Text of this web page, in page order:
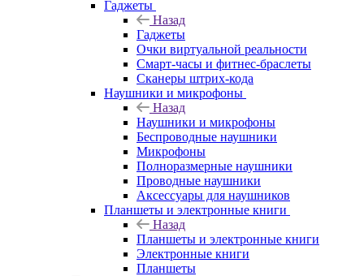
Гаджеты
Назад
Гаджеты
Очки виртуальной реальности
Смарт-часы и фитнес-браслеты
Сканеры штрих-кода
Наушники и микрофоны
Назад
Наушники и микрофоны
Беспроводные наушники
Микрофоны
Полноразмерные наушники
Проводные наушники
Аксессуары для наушников
Планшеты и электронные книги
Назад
Планшеты и электронные книги
Электронные книги
Планшеты